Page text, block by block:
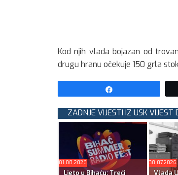
Kod njih vlada bojazan od
drugu hranu očekuje 150 grla
ZADNJE VIJESTI IZ USK VIJEST
01.08.2026
Ljeto u Bihaću: Treći
30.07.2026
Vlada